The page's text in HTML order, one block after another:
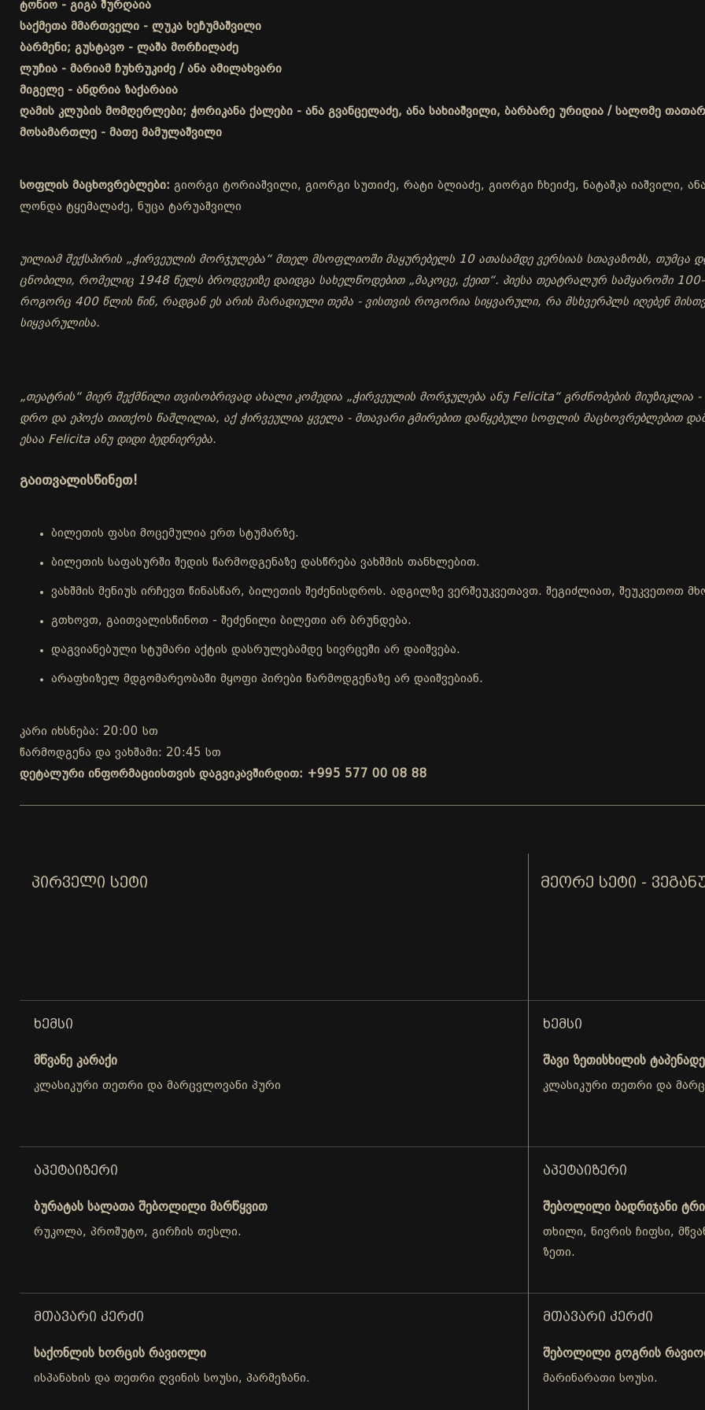
ტონიო - გიგა შურღაია
საქმეთა მმართველი - ლუკა ხეჩუმაშვილი
ბარმენი; გუსტავო - ლაშა მორჩილაძე
ლუჩია - მარიამ ჩუხრუკიძე / ანა ამილახვარი
მიგელე - ანდრია ზაქარაია
ღამის კლუბის მომღერლები; ჭორიკანა ქალები - ანა გვანცელაძე, ანა სახიაშვილი, ბარბარე ურიდია / სალომე
მოსამართლე - მათე მამულაშვილი
სოფლის მაცხოვრებლები: გიორგი ტორიაშვილი, გიორგი სუთიძე, რატი ბლიაძე, გიორგი ჩხეიძე, ნატაშკა იაშვილი,
ლონდა ტყემალაძე, ნუცა ტარუაშვილი
უილიამ შექსპირის „ჭირვეულის მორჯულება“ მთელ მსოფლიოში მაყურებელს 10 ათასამდე ვერსიას სთავაზობს, თუმცა
ცნობილი, რომელიც 1948 წელს ბროდვეიზე დაიდგა სახელწოდებით „მაკოცე, ქეით“. პიესა თეატრალურ სამყაროში 100-
როგორც 400 წლის წინ, რადგან ეს არის მარადიული თემა - ვისთვის როგორია სიყვარული, რა მსხვერპლს იღებენ
სიყვარულისა.
„თეატრის“ მიერ შექმნილი თვისობრივად ახალი კომედია „ჭირვეულის მორჯულება ანუ Felicita“ გრძნობების მიუზიკლია
დრო და ეპოქა თითქოს წაშლილია, აქ ჭირვეულია ყველა - მთავარი გმირებით დაწყებული სოფლის მაცხოვრებლებით
ესაა Felicita ანუ დიდი ბედნიერება.
გაითვალისწინეთ!
ბილეთის ფასი მოცემულია ერთ სტუმარზე.
ბილეთის საფასურში შედის წარმოდგენაზე დასწრება ვახშმის თანხლებით.
ვახშმის მენიუს ირჩევთ წინასწარ, ბილეთის შეძენისდროს. ადგილზე ვერშეუკვეთავთ. შეგიძლიათ,
გთხოვთ, გაითვალისწინოთ - შეძენილი ბილეთი არ ბრუნდება.
დაგვიანებული სტუმარი აქტის დასრულებამდე სივრცეში არ დაიშვება.
არაფხიზელ მდგომარეობაში მყოფი პირები წარმოდგენაზე არ დაიშვებიან.
კარი იხსნება: 20:00 სთ
წარმოდგენა და ვახშამი: 20:45 სთ
დეტალური ინფორმაციისთვის დაგვიკავშირდით: +995 577 00 08 88
ᲞᲘᲠᲕᲔᲚᲘ ᲡᲔᲢᲘ
ᲮᲔᲛᲡᲘ
მწვანე კარაქი
კლასიკური თეთრი და მარცვლოვანი პური
ᲐᲞᲔᲢᲐᲘᲖᲔᲠᲘ
ბურატას სალათა შებოლილი მარწყვით
რუკოლა, პროშუტო, გირჩის თესლი.
ᲛᲗᲐᲕᲐᲠᲘ ᲙᲔᲠᲫᲘ
საქონლის ხორცის რავიოლი
ისპანახის და თეთრი ღვინის სოუსი, პარმეზანი.
ᲛᲔᲝᲠᲔ ᲡᲔᲢᲘ -
ᲮᲔᲛᲡᲘ
შავი ზეთისხილის ტაპენადე
კლასიკური თეთრი და
ᲐᲞᲔᲢᲐᲘᲖᲔᲠᲘ
შებოლილი ბადრიჯანი
თხილი, ნივრის ჩიფსი,
ზეთი.
ᲛᲗᲐᲕᲐᲠᲘ ᲙᲔᲠᲫᲘ
შებოლილი გოგრის
მარინარათი სოუსი.